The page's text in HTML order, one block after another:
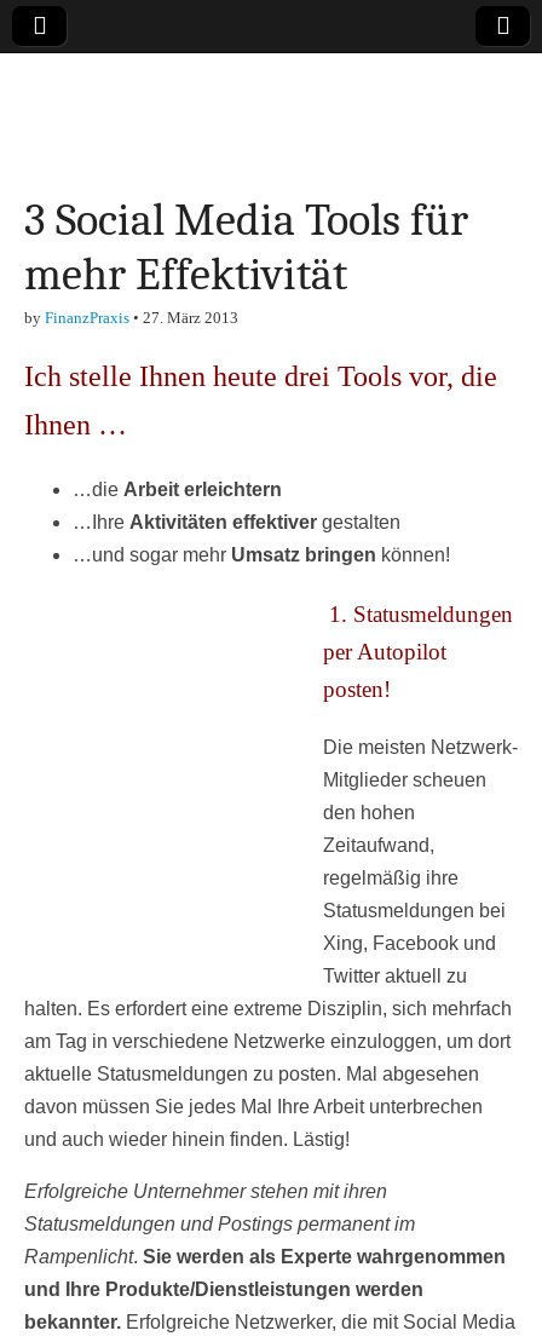
Finanzen,
Marketing-, Vertrieb-
& Investment-Tipps
3 Social Media Tools für
mehr Effektivität
by FinanzPraxis • 27. März 2013
Ich stelle Ihnen heute drei Tools vor, die
Ihnen …
…die Arbeit erleichtern
…Ihre Aktivitäten effektiver gestalten
…und sogar mehr Umsatz bringen können!
1. Statusmeldungen
per Autopilot
posten!
Die meisten Netzwerk-
Mitglieder scheuen
den hohen
Zeitaufwand,
regelmäßig ihre
Statusmeldungen bei
Xing, Facebook und
Twitter aktuell zu
halten. Es erfordert eine extreme Disziplin, sich mehrfach
am Tag in verschiedene Netzwerke einzuloggen, um dort
aktuelle Statusmeldungen zu posten. Mal abgesehen
davon müssen Sie jedes Mal Ihre Arbeit unterbrechen
und auch wieder hinein finden. Lästig!
Erfolgreiche Unternehmer stehen mit ihren
Statusmeldungen und Postings permanent im
Rampenlicht. Sie werden als Experte wahrgenommen
und Ihre Produkte/Dienstleistungen werden
bekannter. Erfolgreiche Netzwerker, die mit Social Media